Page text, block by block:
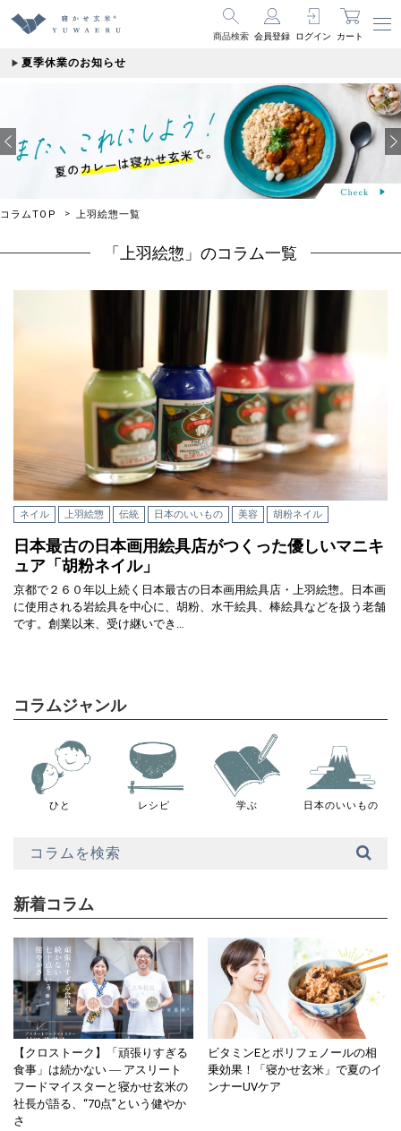
商品検索 会員登録 ログイン カート
夏季休業のお知らせ
コラムTOP 上羽絵惣一覧
「上羽絵惣」のコラム一覧
ネイル 上羽絵惣 伝統 日本のいいもの 美容 胡粉ネイル
日本最古の日本画用絵具店がつくった優しいマニキ
ュア「胡粉ネイル」
京都で２６０年以上続く日本最古の日本画用絵具店・上羽絵惣。日本画
に使用される岩絵具を中心に、胡粉、水干絵具、棒絵具などを扱う老舗
です。創業以来、受け継いでき…
コラムジャンル
ひと レシピ 学ぶ 日本のいいもの
新着コラム
【クロストーク】「頑張りすぎる
食事」は続かない ― アスリート
フードマイスターと寝かせ玄米の
社長が語る、“70点”という健やか
さ
ビタミンEとポリフェノールの相
乗効果！「寝かせ玄米」で夏のイ
ンナーUVケア